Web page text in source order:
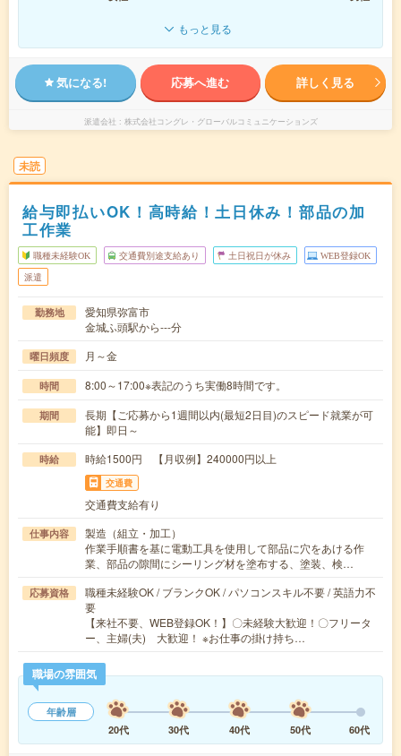
もっと見る
気になる! 応募へ進む 詳しく見る
派遣会社 株式会社コングレ・グローバルコミュニケーションズ
未読
給与即払いOK！高時給！土日休み！部品の加
工作業
職種未経験OK 交通費別途支給あり 土日祝日が休み WEB登録OK
派遣
勤務地
愛知県弥富市
金城ふ頭駅から---分
曜日頻度 月～金
時間 8:00～17:00※表記のうち実働8時間です。
期間
長期【ご応募から1週間以内(最短2日目)のスピード就業が可
能】即日～
時給 時給1500円 【月収例】240000円以上
交通費
交通費支給有り
仕事内容
製造（組立・加工）
作業手順書を基に電動工具を使用して部品に穴をあける作
業、部品の隙間にシーリング材を塗布する、塗装、検…
応募資格
職種未経験OK / ブランクOK / パソコンスキル不要 / 英語力不
要
【来社不要、WEB登録OK！】〇未経験大歓迎！〇フリータ
ー、主婦(夫) 大歓迎！ ※お仕事の掛け持ち…
職場の雰囲気
年齢層
20代
30代 40代 50代 60代